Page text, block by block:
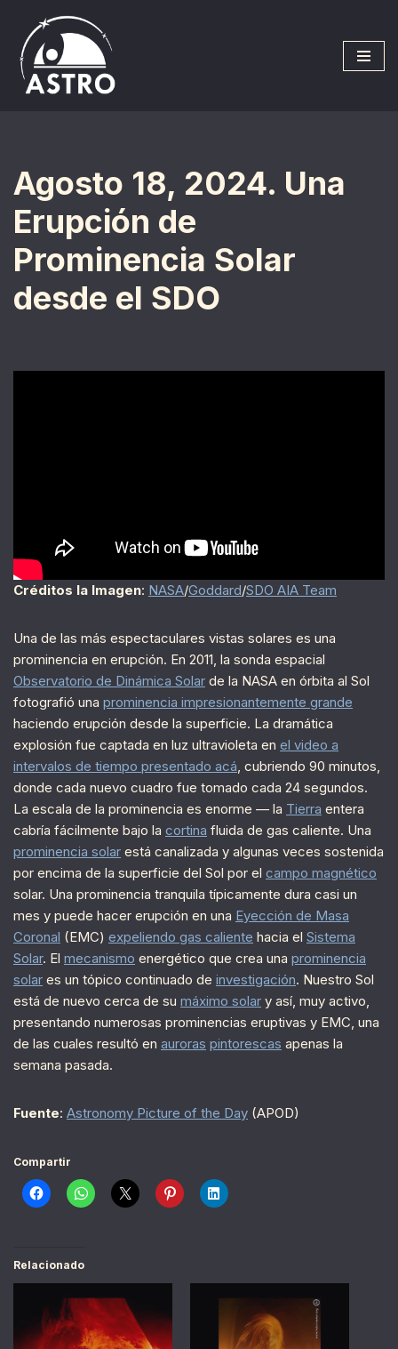
Saltar
al
contenido
Agosto 18, 2024. Una
Erupción de
Prominencia Solar
desde el SDO
Créditos la Imagen: NASA/Goddard/SDO AIA Team
Una de las más espectaculares vistas solares es una
prominencia en erupción. En 2011, la sonda espacial
Observatorio de Dinámica Solar de la NASA en órbita al Sol
fotografió una prominencia impresionantemente grande
haciendo erupción desde la superficie. La dramática
explosión fue captada en luz ultravioleta en el video a
intervalos de tiempo presentado acá, cubriendo 90 minutos,
donde cada nuevo cuadro fue tomado cada 24 segundos.
La escala de la prominencia es enorme — la Tierra entera
cabría fácilmente bajo la cortina fluida de gas caliente. Una
prominencia solar está canalizada y algunas veces sostenida
por encima de la superficie del Sol por el campo magnético
solar. Una prominencia tranquila típicamente dura casi un
mes y puede hacer erupción en una Eyección de Masa
Coronal (EMC) expeliendo gas caliente hacia el Sistema
Solar. El mecanismo energético que crea una prominencia
solar es un tópico continuado de investigación. Nuestro Sol
está de nuevo cerca de su máximo solar y así, muy activo,
presentando numerosas prominencias eruptivas y EMC, una
de las cuales resultó en auroras pintorescas apenas la
semana pasada.
Fuente: Astronomy Picture of the Day (APOD)
Compartir
Relacionado